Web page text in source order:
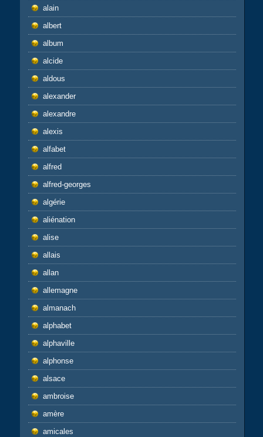
alain
albert
album
alcide
aldous
alexander
alexandre
alexis
alfabet
alfred
alfred-georges
algérie
aliénation
alise
allais
allan
allemagne
almanach
alphabet
alphaville
alphonse
alsace
ambroise
amère
amicales